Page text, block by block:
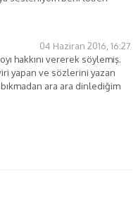
04 Haziran 2016, 16:27
hakkını vererek söylemiş.
yapan ve sözlerini yazan
ara ara dinlediğim